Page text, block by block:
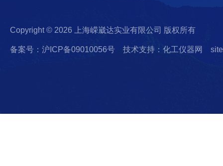
Copyright © 2026 上海嵘崴达实业有限公司 版权所有
备案号：沪ICP备09010056号 技术支持：化工仪器网